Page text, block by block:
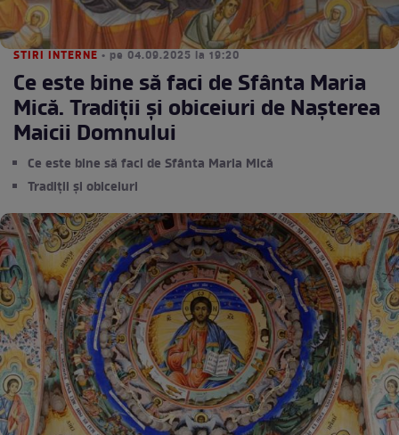
STIRI INTERNE • pe 04.09.2025 la 19:20
Ce este bine să faci de Sfânta Maria
Mică. Tradiții și obiceiuri de Nașterea
Maicii Domnului
Ce este bine să faci de Sfânta Maria Mică
Tradiții și obiceiuri